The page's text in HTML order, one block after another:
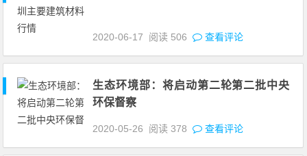
2020-06-17 阅读 506 查看评论
生态环境部：将启动第二轮第二批中央
环保督察
2020-05-26 阅读378 查看评论